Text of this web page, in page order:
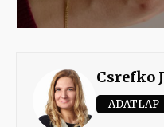
Csrefko
ADATLAP